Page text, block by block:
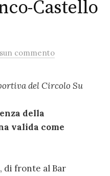
Castello
commento
del Circolo Su
della
valida come
di fronte al Bar